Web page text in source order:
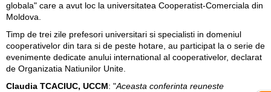
globala" care a avut loc la universitatea Cooperatist-Comerciala din
Moldova.
Timp de trei zile prefesori universitari si specialisti in domeniul
cooperativelor din tara si de peste hotare, au participat la o serie de
evenimente dedicate anului international al cooperativelor, declarat
de Organizatia Natiunilor Unite.
Claudia TCACIUC, UCCM: "Aceasta conferinta reuneste